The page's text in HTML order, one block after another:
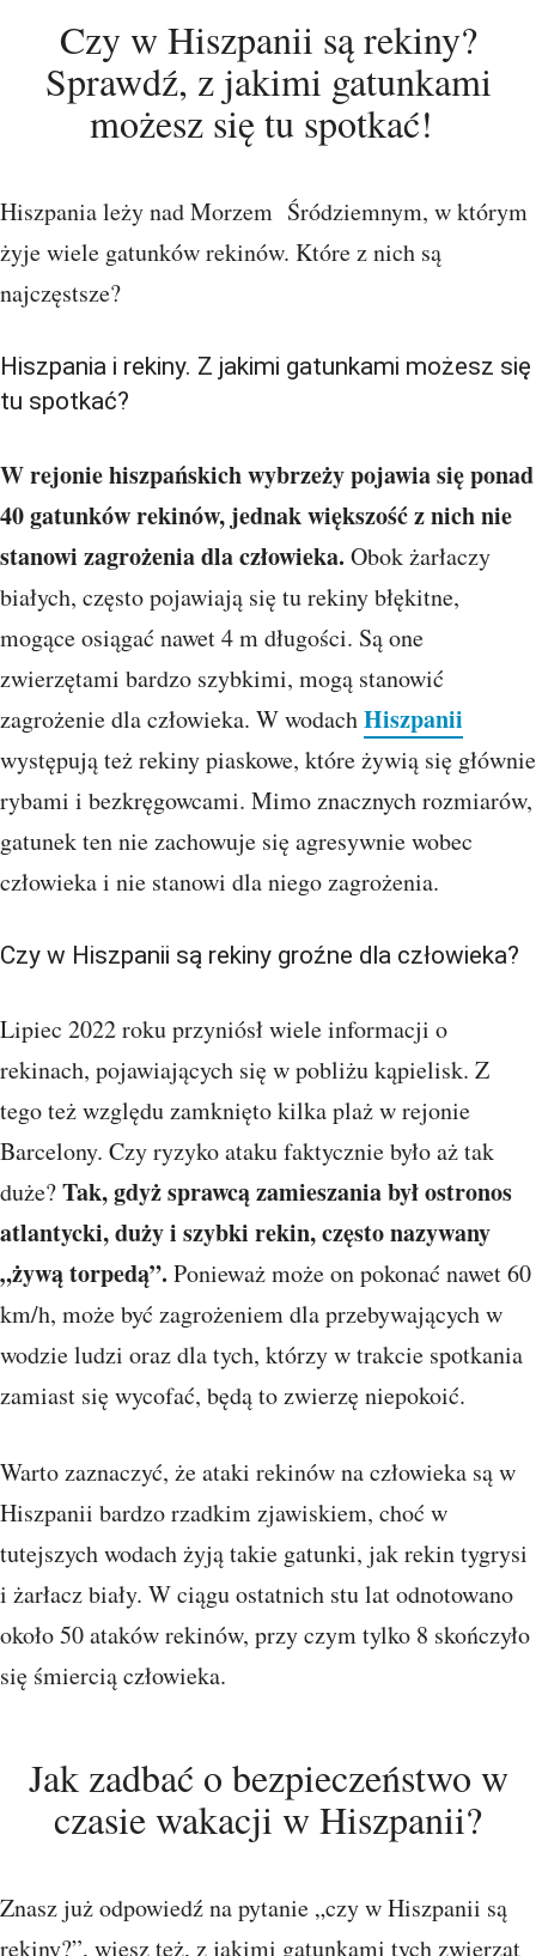
Czy w Hiszpanii są rekiny?
Sprawdź, z jakimi gatunkami
możesz się tu spotkać!
Hiszpania leży nad Morzem Śródziemnym, w którym
żyje wiele gatunków rekinów. Które z nich są
najczęstsze?
Hiszpania i rekiny. Z jakimi gatunkami możesz się
tu spotkać?
W rejonie hiszpańskich wybrzeży pojawia się ponad
40 gatunków rekinów, jednak większość z nich nie
stanowi zagrożenia dla człowieka. Obok żarłaczy
białych, często pojawiają się tu rekiny błękitne,
mogące osiągać nawet 4 m długości. Są one
zwierzętami bardzo szybkimi, mogą stanowić
zagrożenie dla człowieka. W wodachHiszpanii
występują też rekiny piaskowe, które żywią się głównie
rybami i bezkręgowcami. Mimo znacznych rozmiarów,
gatunek ten nie zachowuje się agresywnie wobec
człowieka i nie stanowi dla niego zagrożenia.
Czy w Hiszpanii są rekiny groźne dla człowieka?
Lipiec 2022 roku przyniósł wiele informacji o
rekinach, pojawiających się w pobliżu kąpielisk. Z
tego też względu zamknięto kilka plaż w rejonie
Barcelony. Czy ryzyko ataku faktycznie było aż tak
duże?Tak, gdyż sprawcą zamieszania był ostronos
atlantycki, duży i szybki rekin, często nazywany
„żywą torpedą”. Ponieważ może on pokonać nawet 60
km/h, może być zagrożeniem dla przebywających w
wodzie ludzi oraz dla tych, którzy w trakcie spotkania
zamiast się wycofać, będą to zwierzę niepokoić.
Warto zaznaczyć, że ataki rekinów na człowieka są w
Hiszpanii bardzo rzadkim zjawiskiem, choć w
tutejszych wodach żyją takie gatunki, jak rekin tygrysi
i żarłacz biały. W ciągu ostatnich stu lat odnotowano
około 50 ataków rekinów, przy czym tylko 8 skończyło
się śmiercią człowieka.
Jak zadbać o bezpieczeństwo w
czasie wakacji w Hiszpanii?
Znasz już odpowiedź na pytanie „czy w Hiszpanii są
rekiny?”, wiesz też, z jakimi gatunkami tych zwierząt